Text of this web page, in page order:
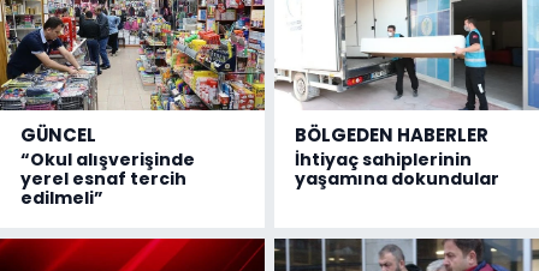
GÜNCEL
“Okul alışverişinde
yerel esnaf tercih
edilmeli”
BÖLGEDEN HABERLER
İhtiyaç sahiplerinin
yaşamına dokundular